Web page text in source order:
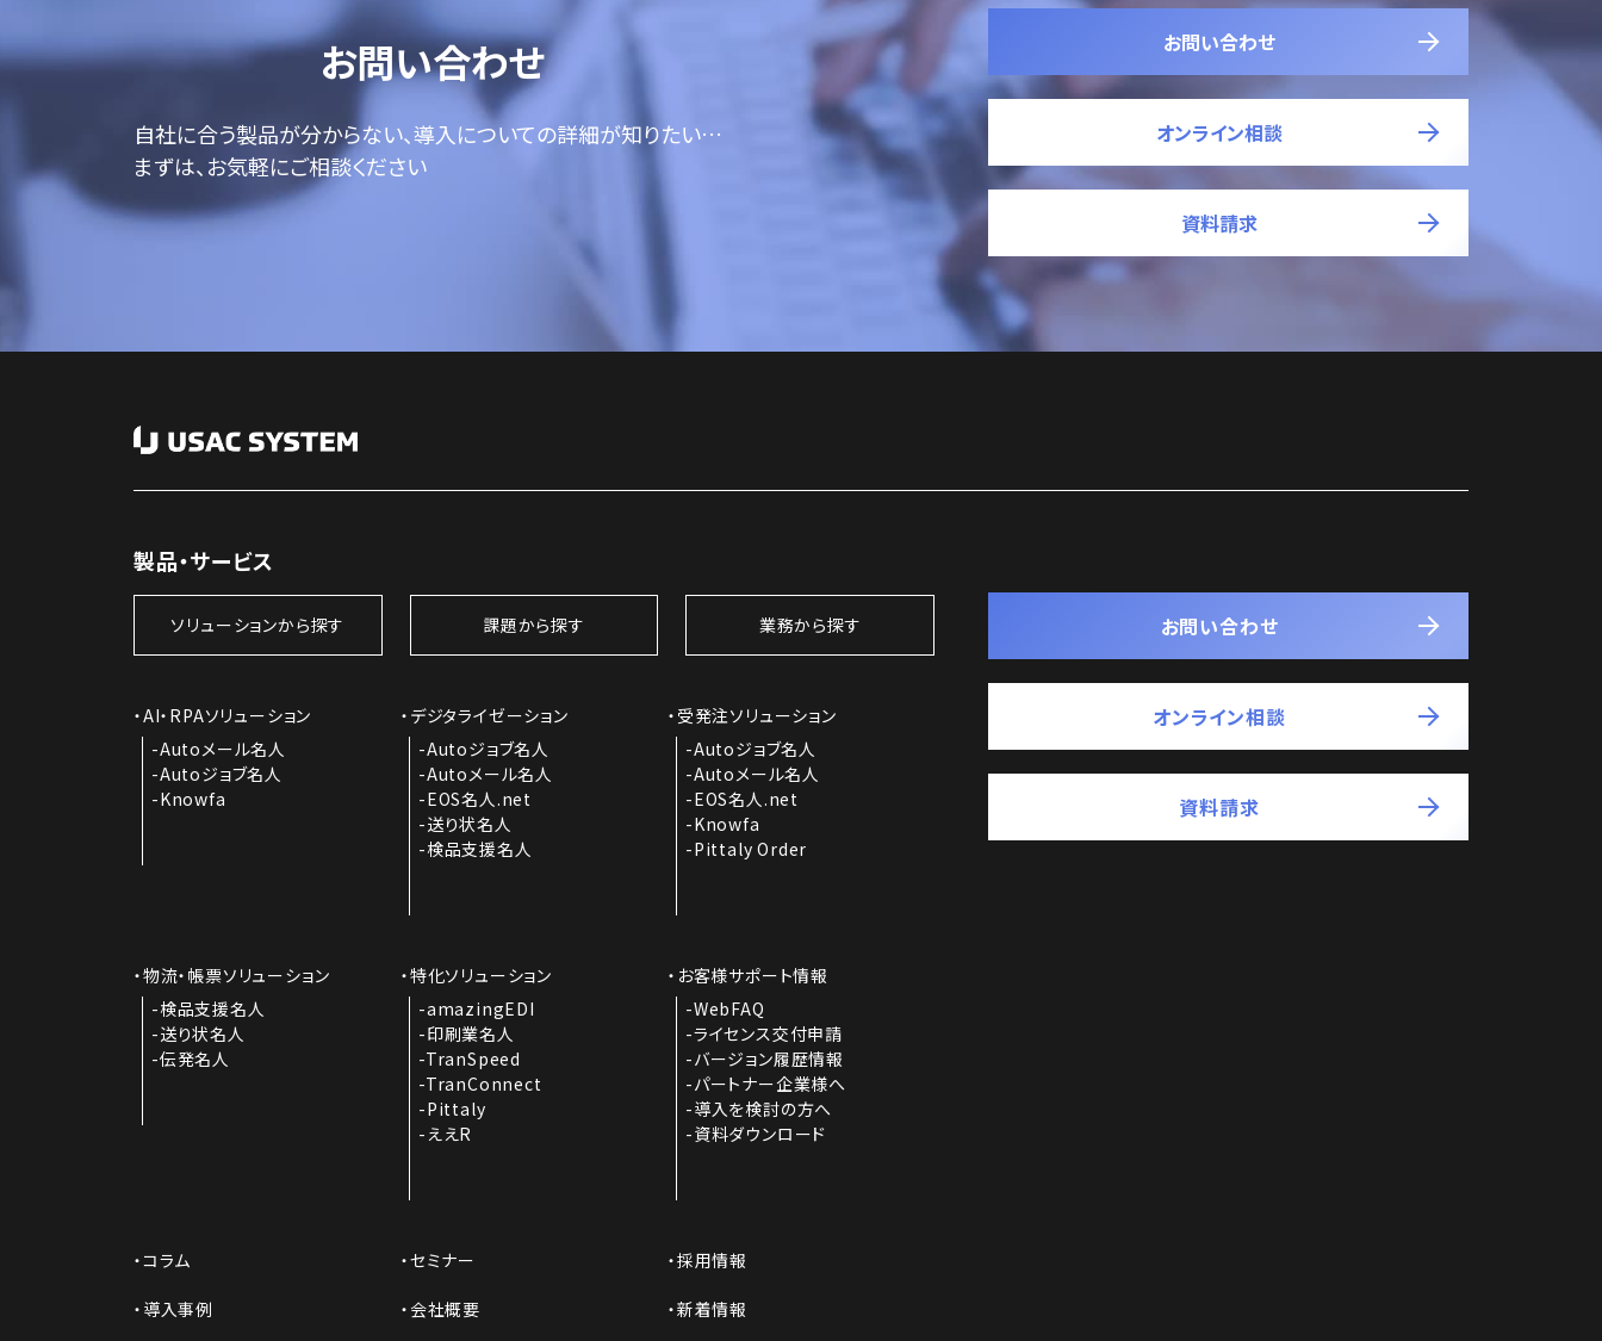
お問い合わせ
自社に合う製品が分からない、導入についての詳細が知りたい…
まずは、お気軽にご相談ください
お問い合わせ
オンライン相談
資料請求
製品・サービス
ソリューションから探す 課題から探す 業務から探す
AI・RPAソリューション
Autoメール名人
Autoジョブ名人
Knowfa
デジタライゼーション
Autoジョブ名人
Autoメール名人
EOS名人.net
送り状名人
検品支援名人
受発注ソリューション
Autoジョブ名人
Autoメール名人
EOS名人.net
Knowfa
Pittaly Order
物流・帳票ソリューション
検品支援名人
送り状名人
伝発名人
特化ソリューション
amazingEDI
印刷業名人
TranSpeed
TranConnect
Pittaly
ええR
お客様サポート情報
WebFAQ
ライセンス交付申請
バージョン履歴情報
パートナー企業様へ
導入を検討の方へ
資料ダウンロード
お問い合わせ
オンライン相談
資料請求
コラム セミナー 採用情報
導入事例 会社概要 新着情報